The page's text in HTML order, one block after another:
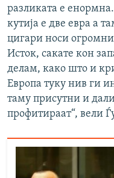
разликата е
кутија е две евра а
цигари носи
Исток, сакате кон
делам, како што и
Европа туку нив ги
таму присутни и
профитираат“, вели